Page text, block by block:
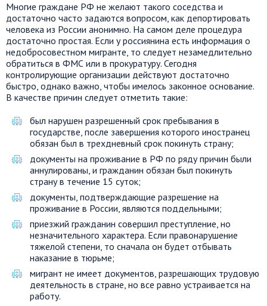
Многие граждане РФ не желают такого соседства и
достаточно часто задаются вопросом, как депортировать
человека из России анонимно. На самом деле процедура
достаточно простая. Если у россиянина есть информация о
недобросовестном мигранте, то следует незамедлительно
обратиться в ФМС или в прокуратуру. Сегодня
контролирующие организации действуют достаточно
быстро, однако важно, чтобы имелось законное основание.
В качестве причин следует отметить такие:
был нарушен разрешенный срок пребывания в
государстве, после завершения которого иностранец
обязан был в трехдневный срок покинуть страну;
документы на проживание в РФ по ряду причин были
аннулированы, и гражданин обязан был покинуть
страну в течение 15 суток;
документы, подтверждающие разрешение на
проживание в России, являются поддельными;
приезжий гражданин совершил преступление, но
незначительного характера. Если правонарушение
тяжелой степени, то сначала он будет отбывать
наказание в тюрьме;
мигрант не имеет документов, разрешающих трудовую
деятельность в стране, но все равно устраивается на
работу.